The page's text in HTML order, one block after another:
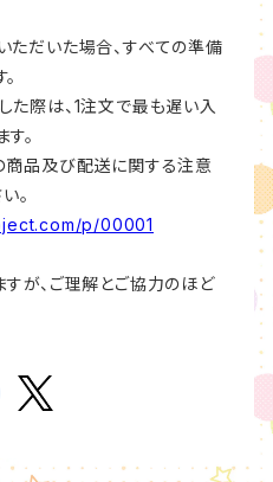
だいた場合、すべての準備
際は、1注文で最も遅い入
。
品及び配送に関する注意
。
p/00001
が、ご理解とご協力のほど